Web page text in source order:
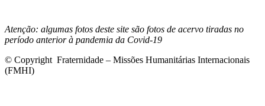
Atenção: algumas fotos deste site são fotos de acervo tiradas no
período anterior à pandemia da Covid-19
© Copyright Fraternidade – Missões Humanitárias Internacionais
(FMHI)